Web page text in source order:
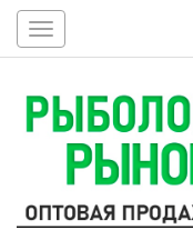
Toggle
navigation